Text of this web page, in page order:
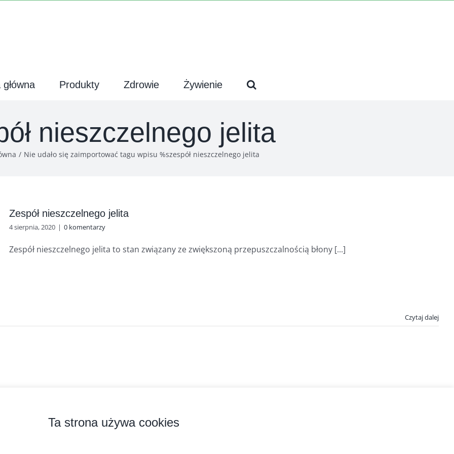
Produkty Zdrowie Żywienie
nieszczelnego jelita
Nie udało się zaimportować tagu wpisu %szespół nieszczelnego jelita
Zespół nieszczelnego jelita
4 sierpnia, 2020 | 0 komentarzy
Zespół nieszczelnego jelita to stan związany ze zwiększoną przepuszczalnością błony [...]
Czytaj dalej
Ta strona używa cookies